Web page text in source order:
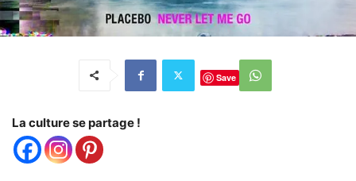
Save
La culture se partage !